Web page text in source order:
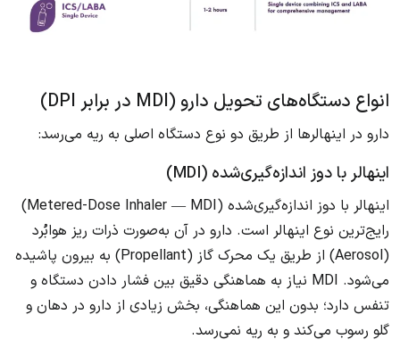
انواع دستگاه‌های تحویل دارو (MDI در برابر DPI)
دارو در اینهالرها از طریق دو نوع دستگاه اصلی به ریه می‌رسد:
اینهالر با دوز اندازه‌گیری‌شده (MDI)
اینهالر با دوز اندازه‌گیری‌شده (Metered-Dose Inhaler — MDI)
رایج‌ترین نوع اینهالر است. دارو در آن به‌صورت ذرات ریز هوابُرد
(Aerosol) از طریق یک محرک گاز (Propellant) به بیرون پاشیده
می‌شود. MDI نیاز به هماهنگی دقیق بین فشار دادن دستگاه و
تنفس دارد؛ بدون این هماهنگی، بخش زیادی از دارو در دهان و
گلو رسوب می‌کند و به ریه نمی‌رسد.